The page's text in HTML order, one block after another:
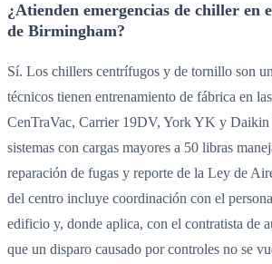
¿Atienden emergencias de chiller en
de Birmingham?
Sí. Los chillers centrífugos y de tornillo son
técnicos tienen entrenamiento de fábrica en
CenTraVac, Carrier 19DV, York YK y Daikin
sistemas con cargas mayores a 50 libras
reparación de fugas y reporte de la Ley de
del centro incluye coordinación con el
edificio y, donde aplica, con el contratista de
que un disparo causado por controles no se